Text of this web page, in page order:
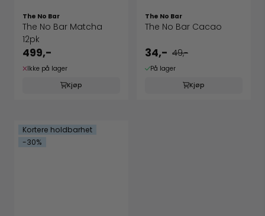
The No Bar
The No Bar Matcha
12pk
499,-
Ikke på lager
Kjøp
The No Bar
The No Bar Cacao
34,- 49,-
På lager
Kjøp
Kortere holdbarhet
-30%